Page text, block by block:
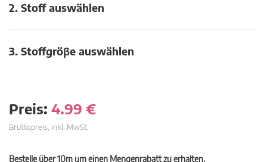
2. Stoff auswählen
3. Stoffgröβe auswählen
Preis: 4.99 €
Bruttopreis, inkl. MwSt.
Bestelle über 10m um einen Mengenrabatt zu erhalten.